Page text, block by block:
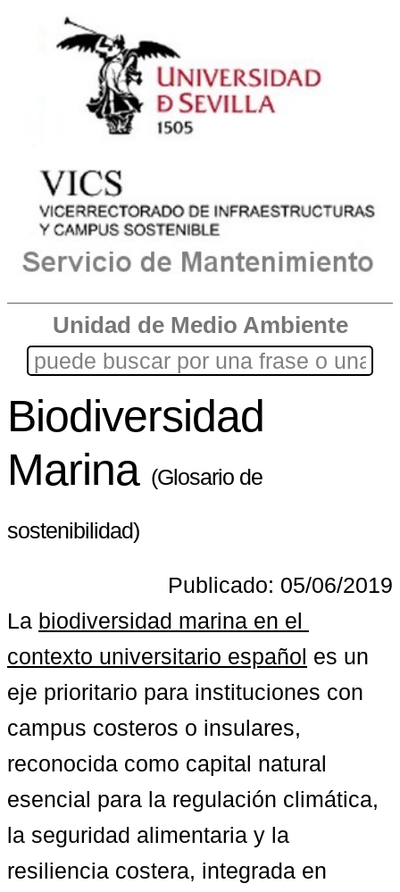
Unidad de Medio Ambiente
Biodiversidad
Marina (Glosario de
sostenibilidad)
Publicado: 05/06/2019
La biodiversidad marina en el
contexto universitario español es un
eje prioritario para instituciones con
campus costeros o insulares,
reconocida como capital natural
esencial para la regulación climática,
la seguridad alimentaria y la
resiliencia costera, integrada en